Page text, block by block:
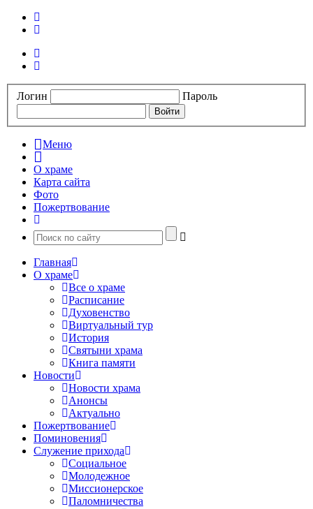
Логин Пароль
Меню
О храме
Карта сайта
Фото
Пожертвование
Главная
О храме
Все о храме
Расписание
Духовенство
Виртуальный тур
История
Святыни храма
Книга памяти
Новости
Новости храма
Анонсы
Актуально
Пожертвование
Поминовения
Служение прихода
Социальное
Молодежное
Миссионерское
Паломничества